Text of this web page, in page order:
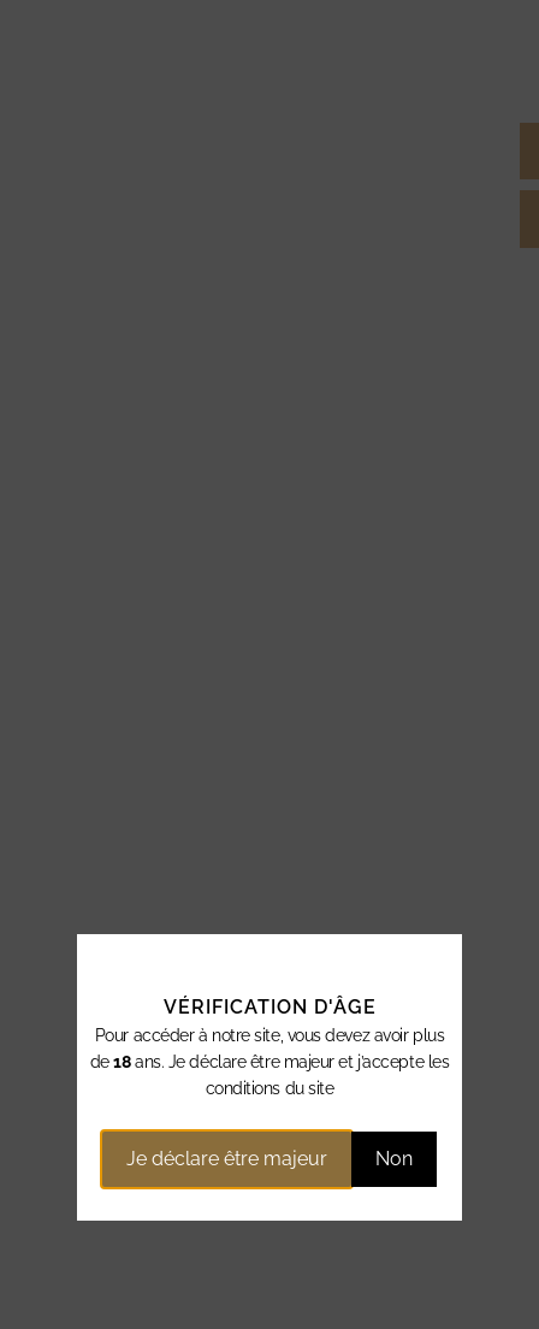
VÉRIFICATION D'ÂGE
Pour accéder à notre site, vous devez avoir plus
de18ans. Je déclare être majeur et j’accepte les
conditions du site
Je déclare être majeur Non